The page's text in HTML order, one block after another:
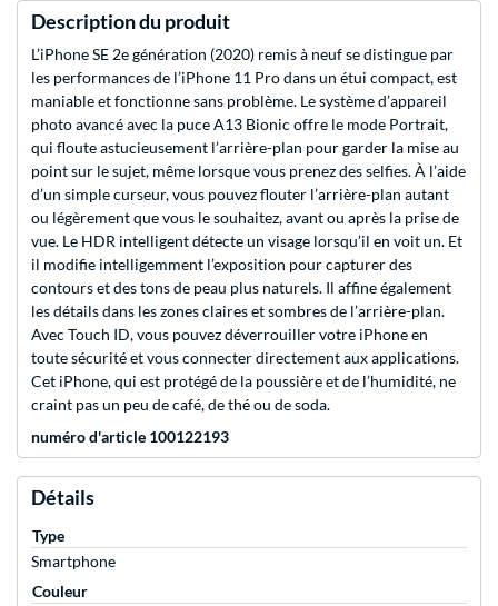
Description du produit
L’iPhone SE 2e génération (2020) remis à neuf se distingue par
les performances de l’iPhone 11 Pro dans un étui compact, est
maniable et fonctionne sans problème. Le système d’appareil
photo avancé avec la puce A13 Bionic offre le mode Portrait,
qui floute astucieusement l’arrière-plan pour garder la mise au
point sur le sujet, même lorsque vous prenez des selfies. À l’aide
d’un simple curseur, vous pouvez flouter l’arrière-plan autant
ou légèrement que vous le souhaitez, avant ou après la prise de
vue. Le HDR intelligent détecte un visage lorsqu’il en voit un. Et
il modifie intelligemment l’exposition pour capturer des
contours et des tons de peau plus naturels. Il affine également
les détails dans les zones claires et sombres de l’arrière-plan.
Avec Touch ID, vous pouvez déverrouiller votre iPhone en
toute sécurité et vous connecter directement aux applications.
Cet iPhone, qui est protégé de la poussière et de l’humidité, ne
craint pas un peu de café, de thé ou de soda.
numéro d'article 100122193
Détails
Type
Smartphone
Couleur